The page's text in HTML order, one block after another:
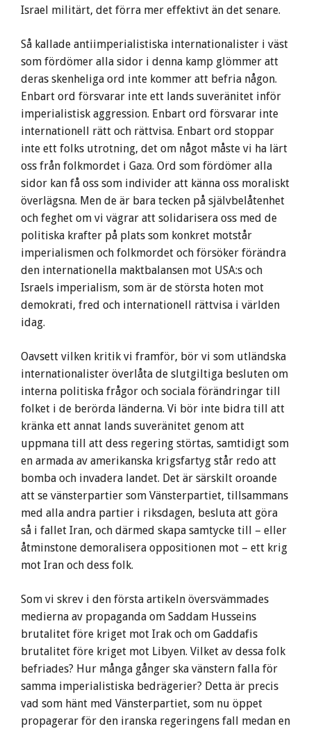
Israel militärt, det förra mer effektivt än det senare.
Så kallade antiimperialistiska internationalister i väst
som fördömer alla sidor i denna kamp glömmer att
deras skenheliga ord inte kommer att befria någon.
Enbart ord försvarar inte ett lands suveränitet inför
imperialistisk aggression. Enbart ord försvarar inte
internationell rätt och rättvisa. Enbart ord stoppar
inte ett folks utrotning, det om något måste vi ha lärt
oss från folkmordet i Gaza. Ord som fördömer alla
sidor kan få oss som individer att känna oss moraliskt
överlägsna. Men de är bara tecken på självbelåtenhet
och feghet om vi vägrar att solidarisera oss med de
politiska krafter på plats som konkret motstår
imperialismen och folkmordet och försöker förändra
den internationella maktbalansen mot USA:s och
Israels imperialism, som är de största hoten mot
demokrati, fred och internationell rättvisa i världen
idag.
Oavsett vilken kritik vi framför, bör vi som utländska
internationalister överlåta de slutgiltiga besluten om
interna politiska frågor och sociala förändringar till
folket i de berörda länderna. Vi bör inte bidra till att
kränka ett annat lands suveränitet genom att
uppmana till att dess regering störtas, samtidigt som
en armada av amerikanska krigsfartyg står redo att
bomba och invadera landet. Det är särskilt oroande
att se vänsterpartier som Vänsterpartiet, tillsammans
med alla andra partier i riksdagen, besluta att göra
så i fallet Iran, och därmed skapa samtycke till – eller
åtminstone demoralisera oppositionen mot – ett krig
mot Iran och dess folk.
Som vi skrev i den första artikeln översvämmades
medierna av propaganda om Saddam Husseins
brutalitet före kriget mot Irak och om Gaddafis
brutalitet före kriget mot Libyen. Vilket av dessa folk
befriades? Hur många gånger ska vänstern falla för
samma imperialistiska bedrägerier? Detta är precis
vad som hänt med Vänsterpartiet, som nu öppet
propagerar för den iranska regeringens fall medan en